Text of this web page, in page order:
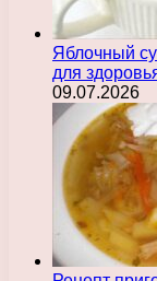
Яблочный
для
09.07.2026